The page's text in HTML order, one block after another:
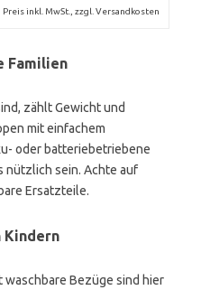
Preis inkl. MwSt., zzgl. Versandkosten
Familien
zählt Gewicht und
mit einfachem
oder batteriebetriebene
nützlich sein. Achte auf
Ersatzteile.
Kindern
Bezüge sind hier